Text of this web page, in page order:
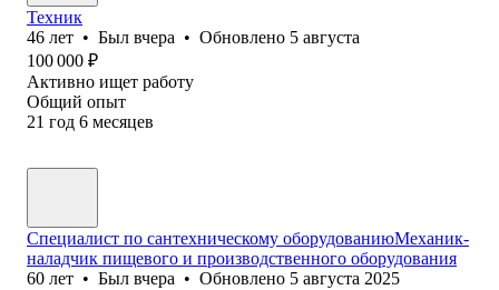
Техник
46 лет • Был вчера • Обновлено 5 августа
100 000 ₽
Активно ищет работу
Общий опыт
21 год 6 месяцев
Специалист по сантехническому оборудованиюМеханик-
наладчик пищевого и производственного оборудования
60 лет • Был вчера • Обновлено 5 августа 2025